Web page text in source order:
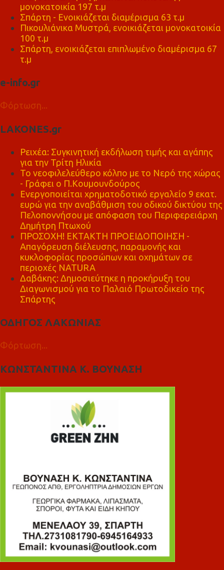
μονοκατοικία 197 τ.μ
Σπάρτη - Ενοικιάζεται διαμέρισμα 63 τ.μ
Πικουλιάνικα Μυστρά, ενοικιάζεται μονοκατοικία
100 τ.μ
Σπάρτη, ενοικιάζεται επιπλωμένο διαμέρισμα 67
τ.μ
e-info.gr
Φόρτωση...
LAKONES.gr
Ρειχέα: Συγκινητική εκδήλωση τιμής και αγάπης
για την Τρίτη Ηλικία
Το νεοφιλελεύθερο κόλπο με το Νερό της χώρας
- Γράφει ο Π.Κουμουνδούρος
Ενεργοποιείται χρηματοδοτικό εργαλείο 9 εκατ.
ευρώ για την αναβάθμιση του οδικού δικτύου της
Πελοποννήσου με απόφαση του Περιφερειάρχη
Δημήτρη Πτωχού
ΠΡΟΣΟΧΗ! ΕΚΤΑΚΤΗ ΠΡΟΕΙΔΟΠΟΙΗΣΗ -
Απαγόρευση διέλευσης, παραμονής και
κυκλοφορίας προσώπων και οχημάτων σε
περιοχές NATURA
Δαβάκης: Δημοσιεύτηκε η προκήρυξη του
Διαγωνισμού για το Παλαιό Πρωτοδικείο της
Σπάρτης
ΟΔΗΓΟΣ ΛΑΚΩΝΙΑΣ
Φόρτωση...
ΚΩΝΣΤΑΝΤΙΝΑ Κ. ΒΟΥΝΑΣΗ